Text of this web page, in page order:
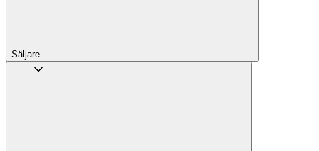
Säljare